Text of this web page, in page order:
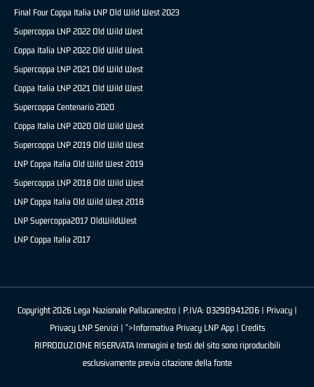
Final Four Coppa Italia LNP Old Wild West 2023
Supercoppa LNP 2022 Old Wild West
Coppa Italia LNP 2022 Old Wild West
Supercoppa LNP 2021 Old Wild West
Coppa Italia LNP 2021 Old Wild West
Supercoppa Centenario 2020
Coppa Italia LNP 2020 Old Wild West
Supercoppa LNP 2019 Old Wild West
LNP Coppa Italia Old Wild West 2019
Supercoppa LNP 2018 Old Wild West
LNP Coppa Italia Old Wild West 2018
LNP Supercoppa2017 OldWildWest
LNP Coppa Italia 2017
Copyright 2026 Lega Nazionale Pallacanestro | P.IVA: 03290941206 | Privacy|
Privacy LNP Servizi | ">Informativa Privacy LNP App | Credits
RIPRODUZIONE RISERVATA Immagini e testi del sito sono riproducibili
esclusivamente previa citazione della fonte